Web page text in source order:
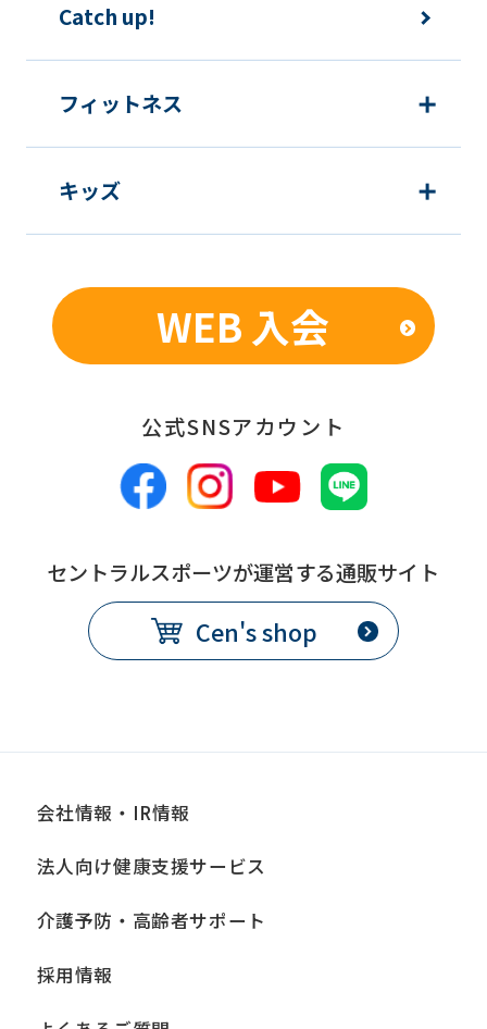
Catch up!
フィットネス
キッズ
WEB 入会
公式SNSアカウント
セントラルスポーツが運営する通販サイト
Cen's shop
会社情報・IR情報
法人向け健康支援サービス
介護予防・高齢者サポート
採用情報